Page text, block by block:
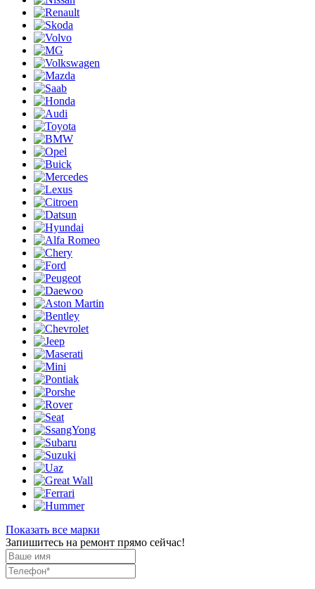
Показать все марки
Запишитесь на ремонт прямо сейчас!